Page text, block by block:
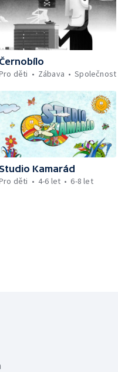
Černobílo
děti
Zábava Společnost
Studio Kamarád
děti
4-6 let 6-8 let